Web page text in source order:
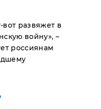
развяжет в
войну», –
россиянам